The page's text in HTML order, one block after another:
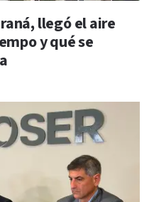
llegó el aire
y qué se